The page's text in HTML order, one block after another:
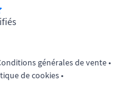
générales de vente•
de cookies•